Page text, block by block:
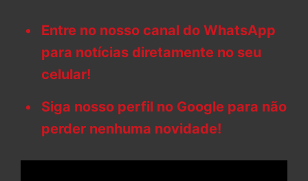
Entre no nosso canal do WhatsApp
para notícias diretamente no seu
celular!
Siga nosso perfil no Google para não
perder nenhuma novidade!